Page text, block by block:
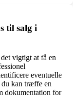
til salg i
vigtigt at få en
eventuelle
du kan træffe en
dokumentation for